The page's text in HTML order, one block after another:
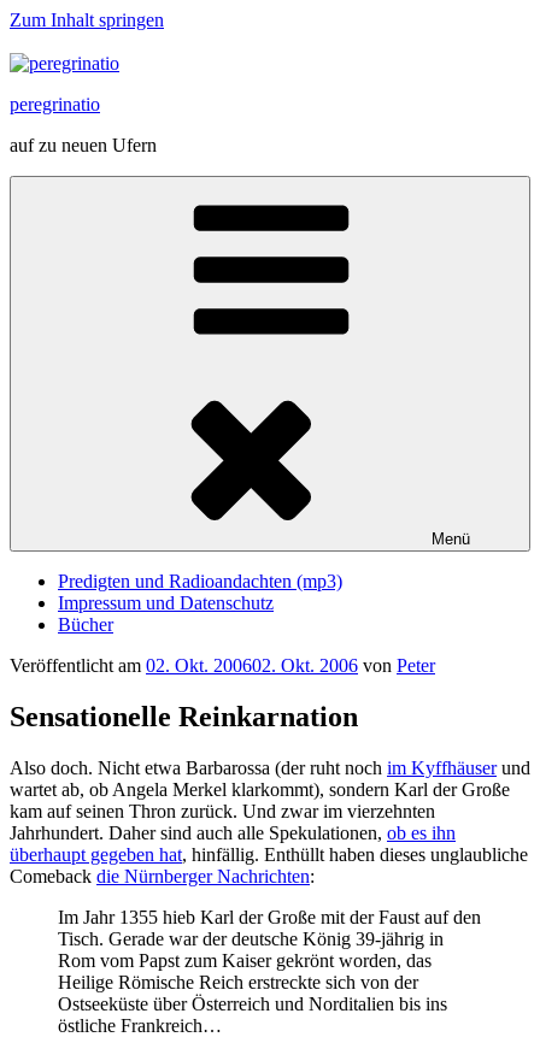
Zum Inhalt springen
peregrinatio
auf zu neuen Ufern
Menü
Predigten und Radioandachten (mp3)
Impressum und Datenschutz
Bücher
Veröffentlicht am 02. Okt. 200602. Okt. 2006 von Peter
Sensationelle Reinkarnation
Also doch. Nicht etwa Barbarossa (der ruht noch im Kyffhäuserund
wartet ab, ob Angela Merkel klarkommt), sondern Karl der Große
kam auf seinen Thron zurück. Und zwar im vierzehnten
Jahrhundert. Daher sind auch alle Spekulationen, ob es ihn
überhaupt gegeben hat, hinfällig. Enthüllt haben dieses unglaubliche
Comeback die Nürnberger Nachrichten:
Im Jahr 1355 hieb Karl der Große mit der Faust auf den
Tisch. Gerade war der deutsche König 39-jährig in
Rom vom Papst zum Kaiser gekrönt worden, das
Heilige Römische Reich erstreckte sich von der
Ostseeküste über Österreich und Norditalien bis ins
östliche Frankreich…